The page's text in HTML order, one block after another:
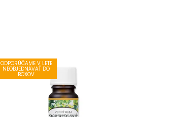
ODPORÚČAME V LETE
NEOBJEDNÁVAŤ DO
BOXOV